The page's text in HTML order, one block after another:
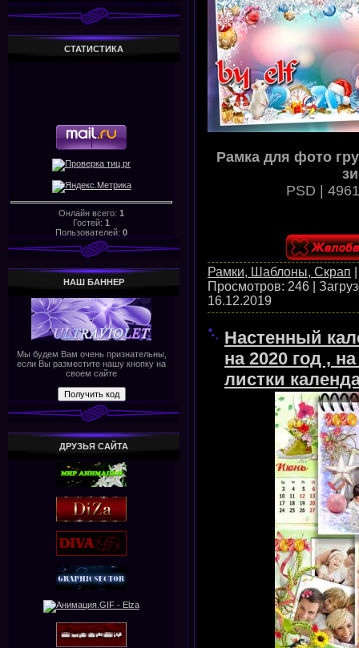
СТАТИСТИКА
Онлайн всего: 1
Гостей: 1
Пользователей: 0
НАШ БАHHЕР
Мы будем Вам очень признательны,
если Вы разместите нашу кнопку на
своем сайте
ДРУЗЬЯ САЙТА
Рамка для фото
PSD |
Рамки, Шаблоны, Скрап
Просмотров: 246
16.12.2019
Настенный
на 2020 год ,
листки